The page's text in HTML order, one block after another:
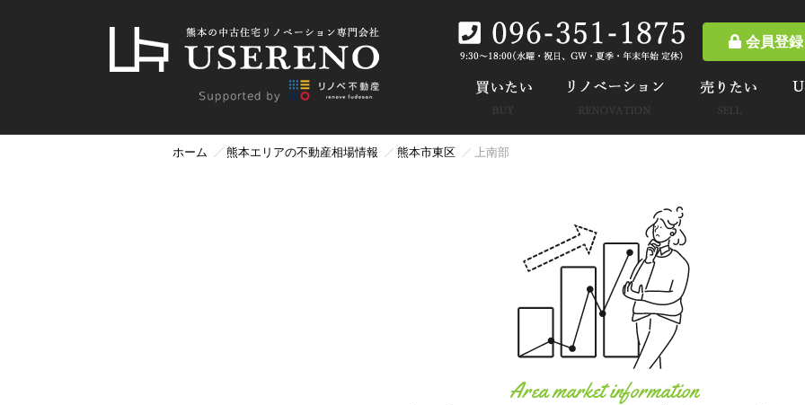
会員登録
ホーム 熊本エリアの不動産相場情報 熊本市東区 上南部
Area market information